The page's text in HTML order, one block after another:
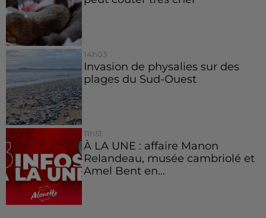
14h03
Invasion de physalies sur des
plages du Sud-Ouest
11h51
À LA UNE : affaire Manon
Relandeau, musée cambriolé et
Amel Bent en...